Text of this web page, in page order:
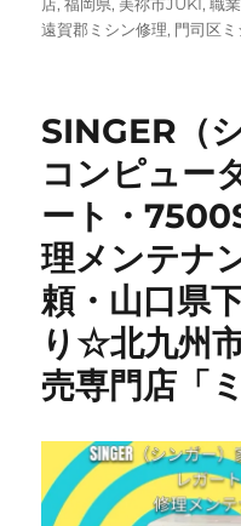
遠賀郡ミシン修理, 門司区
SINGER（
コンピュー
ート・
理メンテナ
頼・山口県
り☆北九州
売専門店「